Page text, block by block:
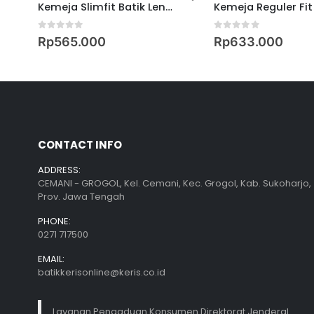
Kemeja Slimfit Batik Lengan Panjang Motif Keris Lung Gurdo
out of 5
Rp565.000 out of 5
Rp633.000
CONTACT INFO
ADDRESS:
CEMANI - GROGOL, Kel. Cemani, Kec. Grogol, Kab. Sukoharjo,
Prov. Jawa Tengah
PHONE:
0271 717500
EMAIL:
batikkerisonline@keris.co.id
Layanan Pengaduan Konsumen Direktorat Jenderal